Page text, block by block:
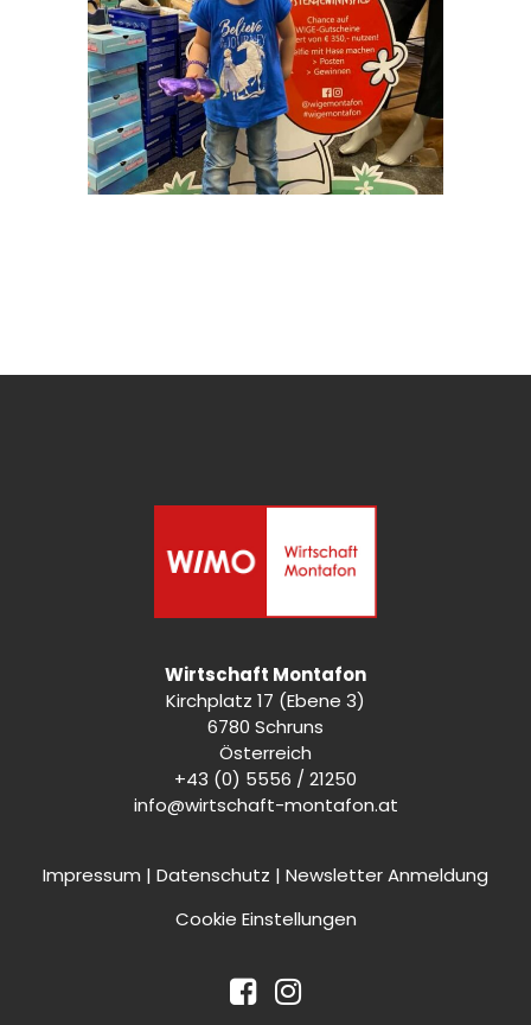
Wirtschaft Montafon
Kirchplatz 17 (Ebene 3)
6780 Schruns
Österreich
+43 (0) 5556 / 21250
info@wirtschaft-montafon.at
Impressum | Datenschutz | Newsletter Anmeldung
Cookie Einstellungen